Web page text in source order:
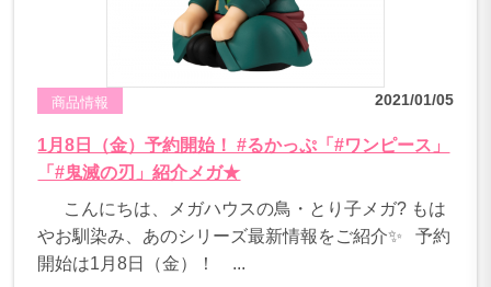
商品情報 2021/01/05
1月8日（金）予約開始！ #るかっぷ「#ワンピース」
「#鬼滅の刃」紹介メガ★
こんにちは、メガハウスの鳥・とり子メガ? もは
やお馴染み、あのシリーズ最新情報をご紹介✨ 予約
開始は1月8日（金）！ ...